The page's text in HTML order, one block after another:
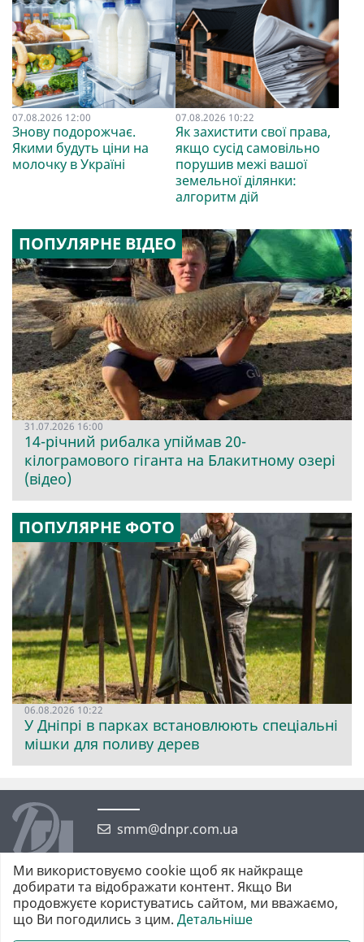
07.08.2026 12:00
Знову подорожчає.
Якими будуть ціни на
молочку в Україні
07.08.2026 10:22
Як захистити свої права,
якщо сусід самовільно
порушив межі вашої
земельної ділянки:
алгоритм дій
ПОПУЛЯРНЕ ВІДЕО
31.07.2026 16:00
14-річний рибалка упіймав 20-
кілограмового гіганта на Блакитному озері
(відео)
ПОПУЛЯРНЕ ФОТО
06.08.2026 10:22
У Дніпрі в парках встановлюють спеціальні
мішки для поливу дерев
smm@dnpr.com.ua
©2026 https://dnpr.com.ua Дніпровська порадниця
Ми використовуємо cookie щоб як найкраще
добирати та відображати контент. Якщо Ви
продовжуєте користуватись сайтом, ми вважаємо,
що Ви погодились з цим. Детальніше